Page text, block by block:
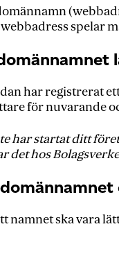
spelar
har registrerat
för nuvarande
har startat ditt
det hos
namnet ska vara